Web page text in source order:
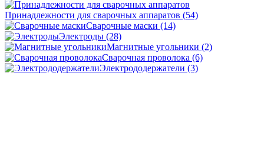
Принадлежности для сварочных аппаратов (54)
Сварочные маски (14)
Электроды (28)
Магнитные угольники (2)
Сварочная проволока (6)
Электрододержатели (3)